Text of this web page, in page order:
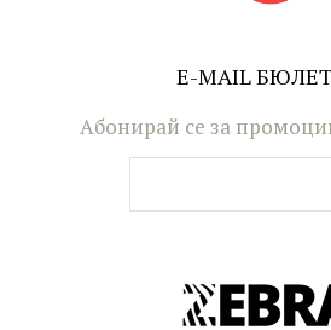
E-MAIL
Абонирай се за